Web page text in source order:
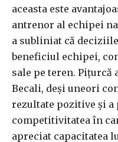
aceasta este
antrenor al echipei
a subliniat că
beneficiul echipei,
sale pe teren.
Becali, deși uneori
rezultate pozitive și a
competitivitatea în
apreciat capacitatea